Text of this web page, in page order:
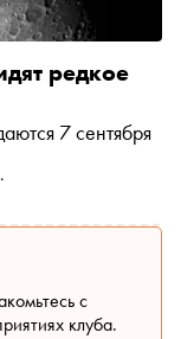
редкое
7 сентября
с
клуба.